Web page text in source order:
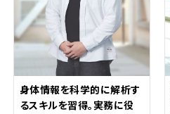
身体情報を科学的に解析す
るスキルを習得。実務に役